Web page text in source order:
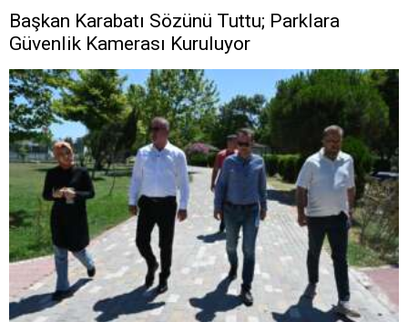
Başkan Karabatı Sözünü Tuttu; Parklara
Güvenlik Kamerası Kuruluyor